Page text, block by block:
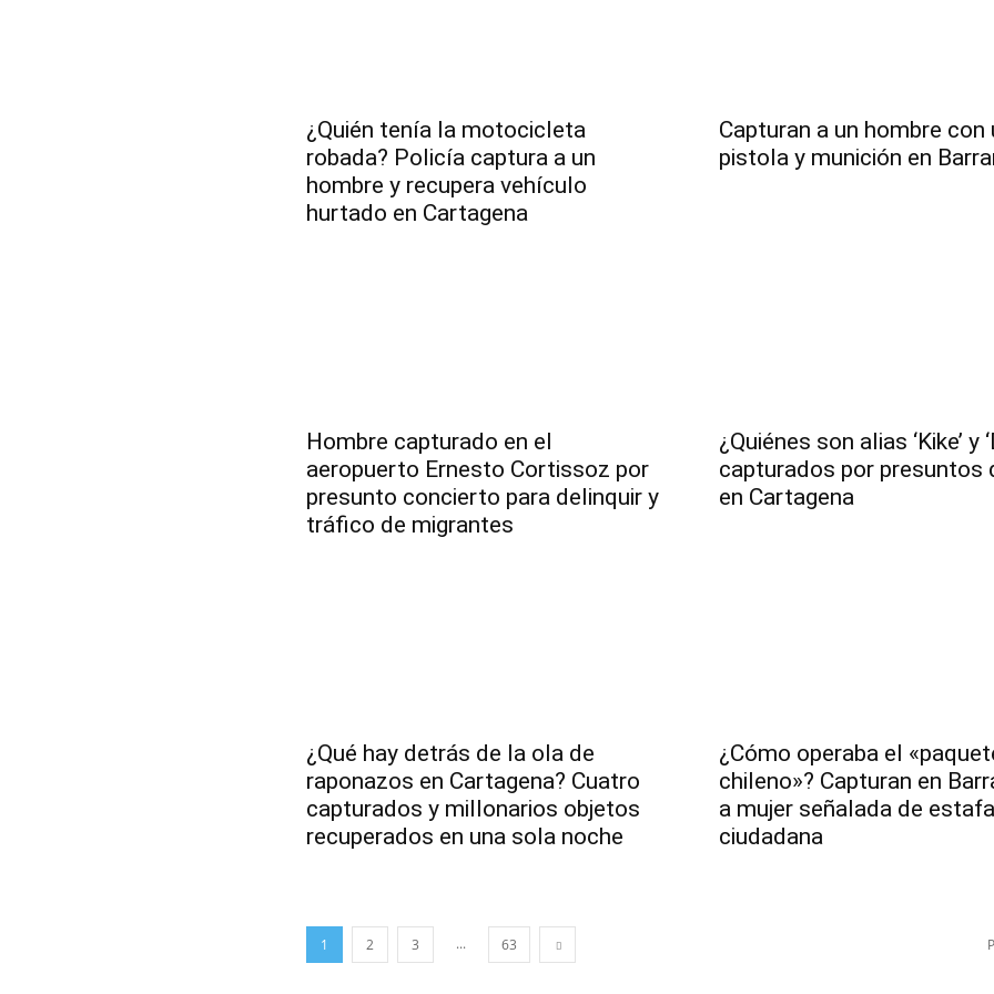
¿Quién tenía la motocicleta
robada? Policía captura a un
hombre y recupera vehículo
hurtado en Cartagena
Capturan a un hombre con
pistola y munición en
Hombre capturado en el
aeropuerto Ernesto Cortissoz por
presunto concierto para delinquir y
tráfico de migrantes
¿Quiénes son alias ‘Kike’ y
capturados por presuntos
en Cartagena
¿Qué hay detrás de la ola de
raponazos en Cartagena? Cuatro
capturados y millonarios objetos
recuperados en una sola noche
¿Cómo operaba el
chileno»? Capturan en
a mujer señalada de
ciudadana
1 2 3 ... 63